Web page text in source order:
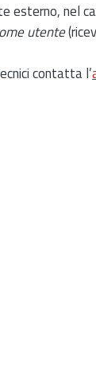
esterno, nel
utente
contatta l’